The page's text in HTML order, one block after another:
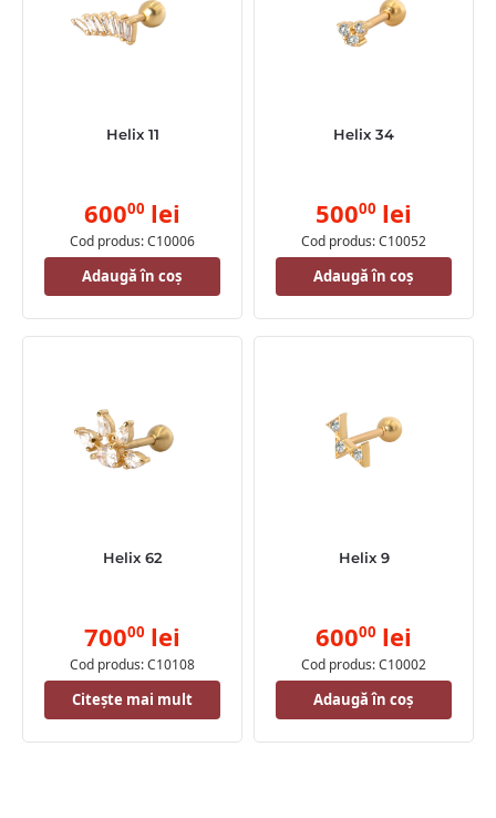
Helix 11
60000 lei
Cod produs: C10006
Adaugă în coș
Helix 34
50000 lei
Cod produs: C10052
Adaugă în coș
Helix 62
70000 lei
Cod produs: C10108
Citește mai mult
Helix 9
60000 lei
Cod produs: C10002
Adaugă în coș